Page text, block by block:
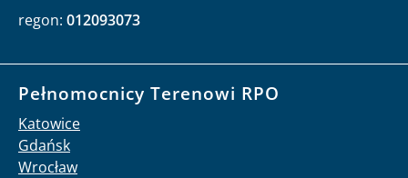
regon: 012093073
Pełnomocnicy Terenowi RPO
Katowice
Gdańsk
Wrocław